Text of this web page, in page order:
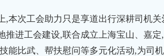
次工会助力只是享道出行深耕司机关
推进工会建设,联合成立上海宝山、嘉
能比武、帮扶慰问等多元化活动,为司